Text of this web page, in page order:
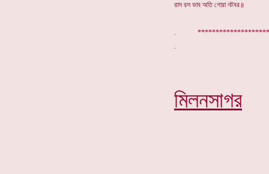
রাস রস ভাব অতি গোরা নটবর॥
.
মিলনসাগর